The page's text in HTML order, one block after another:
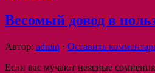
Весомый довод в
Автор: admin ⋅ Оставить
Если вас мучают неясные